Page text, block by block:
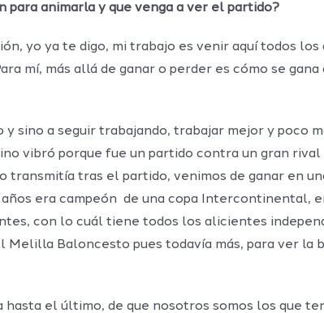
animarla y que venga a ver el partido?
yo ya te digo, mi trabajo es venir aquí todos
mí, más allá de ganar o perder es cómo se
sino a seguir trabajando, trabajar mejor y poco
vibró porque fue un partido contra un gran
transmitía tras el partido, venimos de ganar en
era campeón de una copa Intercontinental,
con lo cuál tiene todos los alicientes
Baloncesto pues todavía más, para ver la
el último, de que nosotros somos los que